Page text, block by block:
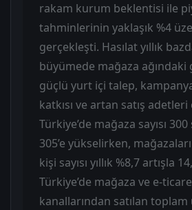
rakam kurum beklentisi ile
tahminlerinin yaklaşık %4
gerçekleşti. Hasılat yıllık
büyümede mağaza ağındaki
güçlü yurt içi talep,
katkısı ve artan satış
Türkiye’de mağaza sayısı
305’e yükselirken,
kişi sayısı yıllık %8,7 artışla
Türkiye’de mağaza ve e-
kanallarından satılan